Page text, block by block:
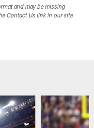
and may be missing
Contact Us link in our site